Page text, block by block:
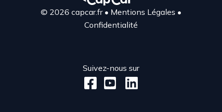
© 2026 capcar.fr• Mentions Légales •
Confidentialité
Suivez-nous sur